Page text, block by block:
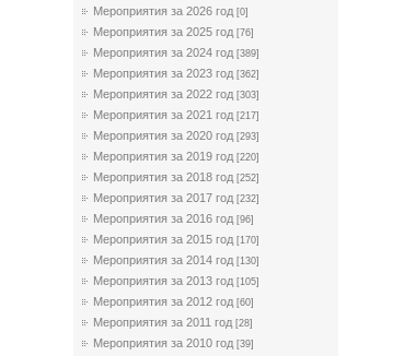
Мероприятия за 2026 год [0]
Мероприятия за 2025 год [76]
Мероприятия за 2024 год [389]
Мероприятия за 2023 год [362]
Мероприятия за 2022 год [303]
Мероприятия за 2021 год [217]
Мероприятия за 2020 год [293]
Мероприятия за 2019 год [220]
Мероприятия за 2018 год [252]
Мероприятия за 2017 год [232]
Мероприятия за 2016 год [96]
Мероприятия за 2015 год [170]
Мероприятия за 2014 год [130]
Мероприятия за 2013 год [105]
Мероприятия за 2012 год [60]
Мероприятия за 2011 год [28]
Мероприятия за 2010 год [39]